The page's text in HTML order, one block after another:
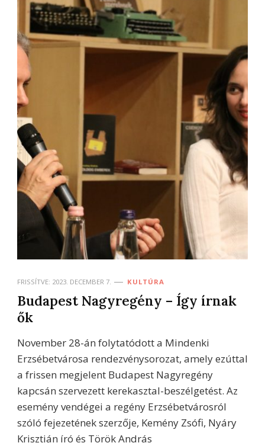
FRISSÍTVE: 2023. DECEMBER 7. KULTÚRA
Budapest Nagyregény – Így írnak
ők
November 28-án folytatódott a Mindenki
Erzsébetvárosa rendezvénysorozat, amely ezúttal
a frissen megjelent Budapest Nagyregény
kapcsán szervezett kerekasztal-beszélgetést. Az
esemény vendégei a regény Erzsébetvárosról
szóló fejezetének szerzője, Kemény Zsófi, Nyáry
Krisztián író és Török András